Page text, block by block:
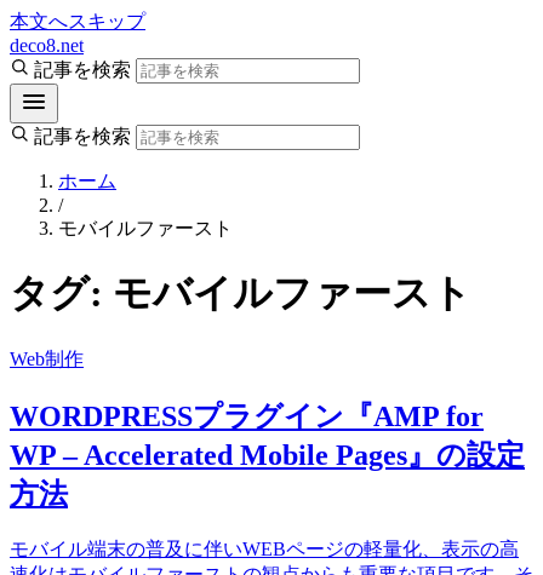
本文へスキップ
deco8.net
記事を検索
記事を検索
ホーム
/
モバイルファースト
タグ: モバイルファースト
Web制作
WORDPRESSプラグイン『AMP for
WP – Accelerated Mobile Pages』の設定
方法
モバイル端末の普及に伴いWEBページの軽量化、表示の高